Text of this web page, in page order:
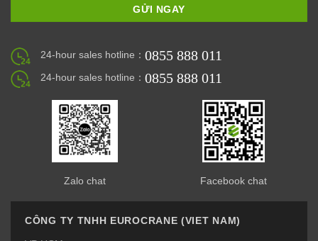
24-hour sales hotline： 0855 888 011
24-hour sales hotline： 0855 888 011
Zalo chat Facebook chat
CÔNG TY TNHH EUROCRANE (VIET NAM)